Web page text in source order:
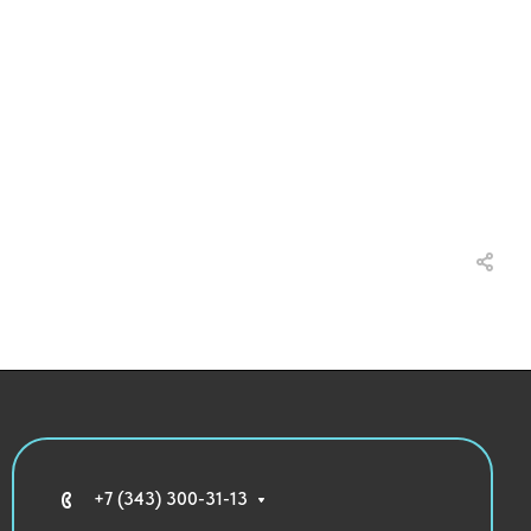
+7 (343) 300-31-13